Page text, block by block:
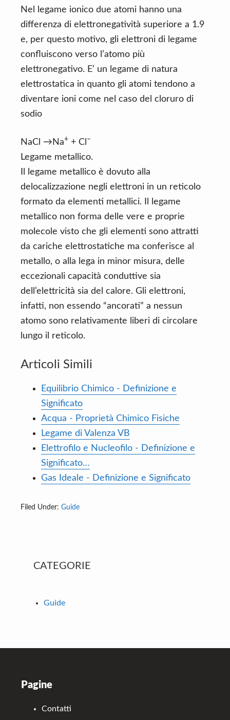
Nel legame ionico due atomi hanno una
differenza di elettronegatività superiore a 1.9
e, per questo motivo, gli elettroni di legame
confluiscono verso l’atomo più
elettronegativo. E’ un legame di natura
elettrostatica in quanto gli atomi tendono a
diventare ioni come nel caso del cloruro di
sodio
NaCl →Na+ + Cl –
Legame metallico.
Il legame metallico è dovuto alla
delocalizzazione negli elettroni in un reticolo
formato da elementi metallici. Il legame
metallico non forma delle vere e proprie
molecole visto che gli elementi sono attratti
da cariche elettrostatiche ma conferisce al
metallo, o alla lega in minor misura, delle
eccezionali capacità conduttive sia
dell’elettricità sia del calore. Gli elettroni,
infatti, non essendo “ancorati” a nessun
atomo sono relativamente liberi di circolare
lungo il reticolo.
Articoli Simili
Equilibrio Chimico - Definizione e
Significato
Acqua - Proprietà Chimico Fisiche
Legame di Valenza VB
Elettrofilo e Nucleofilo - Definizione e
Significato…
Gas Ideale - Definizione e Significato
Filed Under: Guide
Primary
CATEGORIE
Guide
Pagine
Contatti